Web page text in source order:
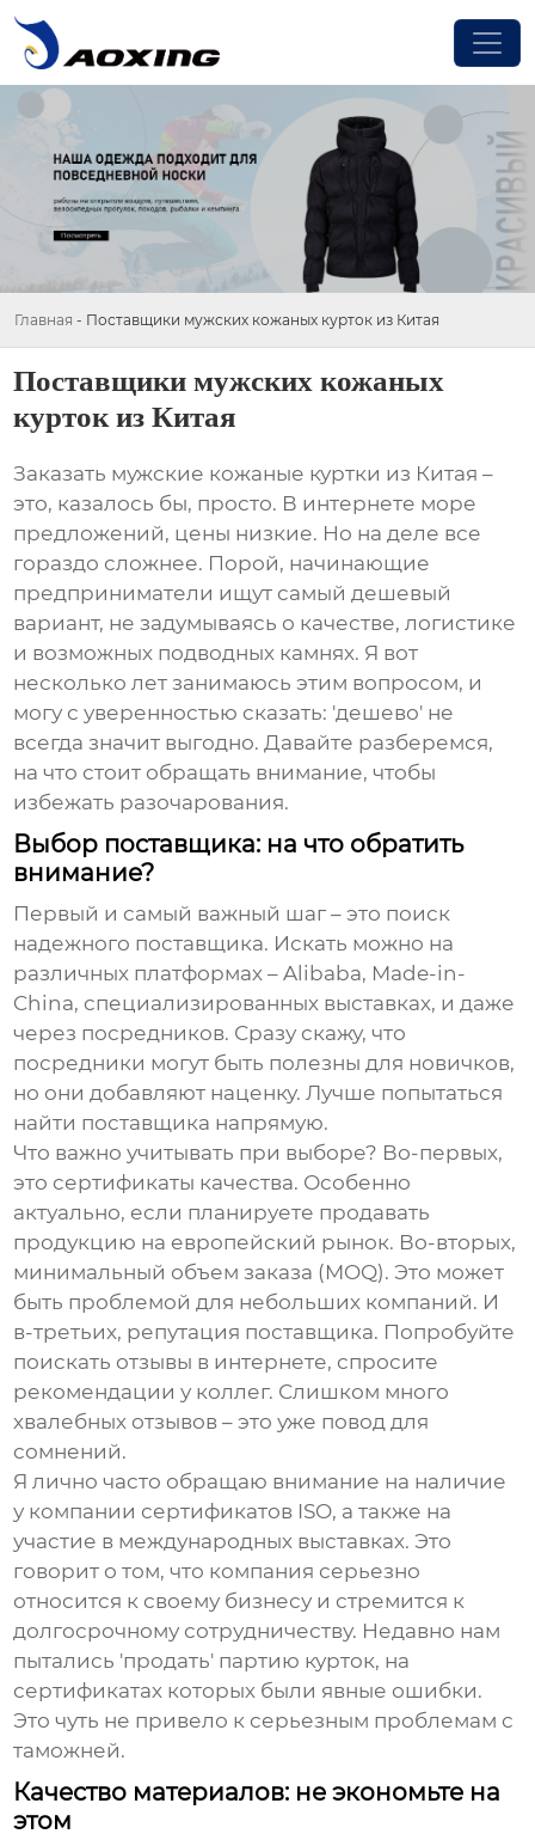
Главная - Поставщики мужских кожаных курток из Китая
Поставщики мужских кожаных
курток из Китая
Заказать мужские кожаные куртки из Китая –
это, казалось бы, просто. В интернете море
предложений, цены низкие. Но на деле все
гораздо сложнее. Порой, начинающие
предприниматели ищут самый дешевый
вариант, не задумываясь о качестве, логистике
и возможных подводных камнях. Я вот
несколько лет занимаюсь этим вопросом, и
могу с уверенностью сказать: 'дешево' не
всегда значит выгодно. Давайте разберемся,
на что стоит обращать внимание, чтобы
избежать разочарования.
Выбор поставщика: на что обратить
внимание?
Первый и самый важный шаг – это поиск
надежного поставщика. Искать можно на
различных платформах – Alibaba, Made-in-
China, специализированных выставках, и даже
через посредников. Сразу скажу, что
посредники могут быть полезны для новичков,
но они добавляют наценку. Лучше попытаться
найти поставщика напрямую.
Что важно учитывать при выборе? Во-первых,
это сертификаты качества. Особенно
актуально, если планируете продавать
продукцию на европейский рынок. Во-вторых,
минимальный объем заказа (MOQ). Это может
быть проблемой для небольших компаний. И
в-третьих, репутация поставщика. Попробуйте
поискать отзывы в интернете, спросите
рекомендации у коллег. Слишком много
хвалебных отзывов – это уже повод для
сомнений.
Я лично часто обращаю внимание на наличие
у компании сертификатов ISO, а также на
участие в международных выставках. Это
говорит о том, что компания серьезно
относится к своему бизнесу и стремится к
долгосрочному сотрудничеству. Недавно нам
пытались 'продать' партию курток, на
сертификатах которых были явные ошибки.
Это чуть не привело к серьезным проблемам с
таможней.
Качество материалов: не экономьте на
этом